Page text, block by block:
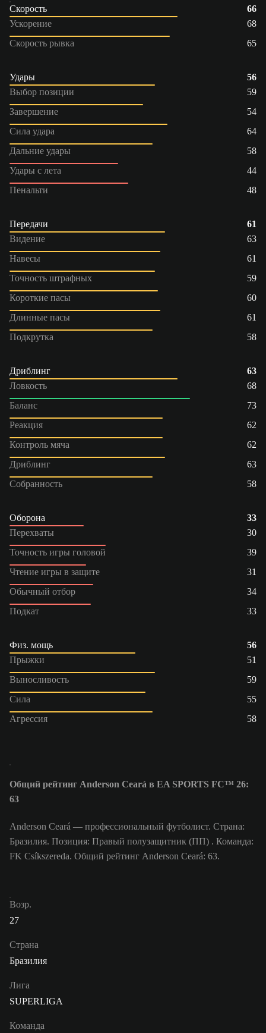
Скорость
66
Ускорение
68
Скорость рывка
65
Удары
56
Выбор позиции
59
Завершение
54
Сила удара
64
Дальние удары
58
Удары с лета
44
Пенальти
48
Передачи
61
Видение
63
Навесы
61
Точность штрафных
59
Короткие пасы
60
Длинные пасы
61
Подкрутка
58
Дриблинг
63
Ловкость
68
Баланс
73
Реакция
62
Контроль мяча
62
Дриблинг
63
Собранность
58
Оборона
33
Перехваты
30
Точность игры головой
39
Чтение игры в защите
31
Обычный отбор
34
Подкат
33
Физ. мощь
56
Прыжки
51
Выносливость
59
Сила
55
Агрессия
58
Общий рейтинг Anderson Ceará в EA SPORTS FC™ 26:
63
Anderson Ceará — профессиональный футболист. Страна:
Бразилия. Позиция: Правый полузащитник (ПП) . Команда:
FK Csíkszereda. Общий рейтинг Anderson Ceará: 63.
Возр.
27
Страна
Бразилия
Лига
SUPERLIGA
Команда